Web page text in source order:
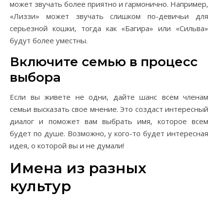
может звучать более приятно и гармонично. Например,
«Лиззи» может звучать слишком по-девичьи для
серьезной кошки, тогда как «Багира» или «Сильва»
будут более уместны.
Включите семью в процесс
выбора
Если вы живете не одни, дайте шанс всем членам
семьи высказать свое мнение. Это создаст интересный
диалог и поможет вам выбрать имя, которое всем
будет по душе. Возможно, у кого-то будет интересная
идея, о которой вы и не думали!
Имена из разных
культур